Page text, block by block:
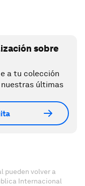
sobre
a tu colección
últimas
pueden volver a
Internacional